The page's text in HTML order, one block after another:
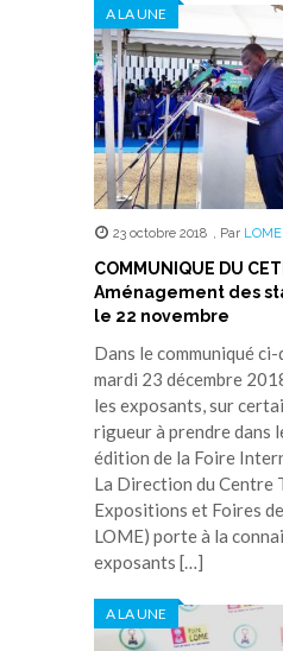
A LA UNE
23 octobre 2018 Par
COMMUNIQUE DU
Aménagement des
le 22 novembre
Dans le communiqué
mardi 23 décembre
les exposants, sur
rigueur à prendre dans
édition de la Foire
La Direction du Centre
Expositions et Foires
LOME) porte à la
exposants […]
A LA UNE